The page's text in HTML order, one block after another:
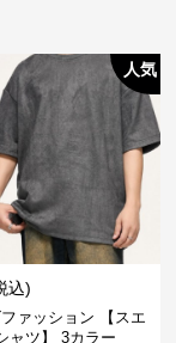
人気
込)
ァッション 【スエ
ャツ】 3カラー